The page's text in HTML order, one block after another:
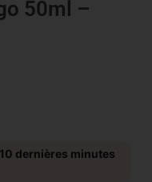
50ml –
10 dernières minutes